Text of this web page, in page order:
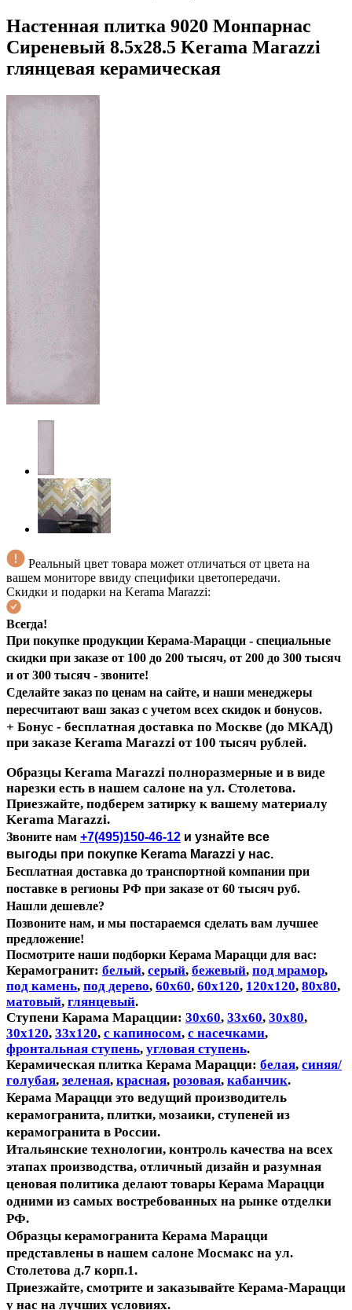
Настенная плитка 9020 Монпарнас
Сиреневый 8.5x28.5 Kerama Marazzi
глянцевая керамическая
Реальный цвет товара может отличаться от цвета на
вашем мониторе ввиду специфики цветопередачи.
Скидки и подарки на Kerama Marazzi:
Всегда!
При покупке продукции Керама-Марацци - специальные
скидки при заказе от 100 до 200 тысяч, от 200 до 300 тысяч
и от 300 тысяч - звоните!
Сделайте заказ по ценам на сайте, и наши менеджеры
пересчитают ваш заказ с учетом всех скидок и бонусов.
+ Бонус - бесплатная доставка по Москве (до МКАД)
при заказе Kerama Marazzi от 100 тысяч рублей.
Образцы Kerama Marazzi полноразмерные и в виде
нарезки есть в нашем салоне на ул. Столетова.
Приезжайте, подберем затирку к вашему материалу
Kerama Marazzi.
Звоните нам +7(495)150-46-12 и узнайте все
выгоды при покупке Kerama Marazzi у нас.
Бесплатная доставка до транспортной компании при
поставке в регионы РФ при заказе от 60 тысяч руб.
Нашли дешевле?
Позвоните нам, и мы постараемся сделать вам лучшее
предложение!
Посмотрите наши подборки Керама Марацци для вас:
Керамогранит: белый, серый, бежевый, под мрамор,
под камень, под дерево, 60х60, 60х120, 120х120, 80х80,
матовый, глянцевый.
Ступени Карама Марацции: 30х60, 33х60, 30х80,
30х120, 33х120, с капиносом, с насечками,
фронтальная ступень, угловая ступень.
Керамическая плитка Керама Марацци: белая, синяя/
голубая, зеленая, красная, розовая, кабанчик.
Керама Марацци это ведущий производитель
керамогранита, плитки, мозаики, ступеней из
керамогранита в России.
Итальянские технологии, контроль качества на всех
этапах производства, отличный дизайн и разумная
ценовая политика делают товары Керама Марацци
одними из самых востребованных на рынке отделки
РФ.
Образцы керамогранита Керама Марацци
представлены в нашем салоне Мосмакс на ул.
Столетова д.7 корп.1.
Приезжайте, смотрите и заказывайте Керама-Марацци
у нас на лучших условиях.